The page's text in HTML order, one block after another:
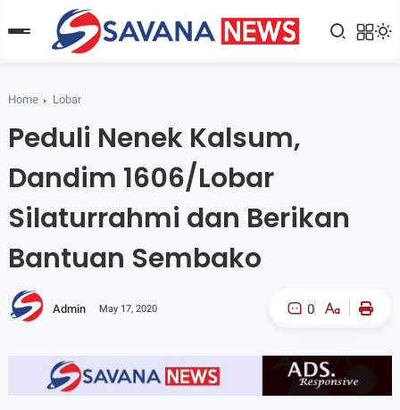
Home Lobar
Peduli Nenek Kalsum,
Dandim 1606/Lobar
Silaturrahmi dan Berikan
Bantuan Sembako
Admin May 17, 2020 0
A- A+